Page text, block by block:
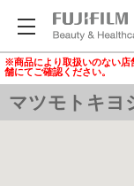
※商品により取扱いのない店
舗にてご確認ください。
マツモトキ